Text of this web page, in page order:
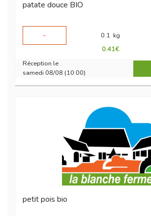
patate douce BIO
-
0.1 kg
0.41€
Réception le
samedi 08/08 (10:00)
petit pois bio